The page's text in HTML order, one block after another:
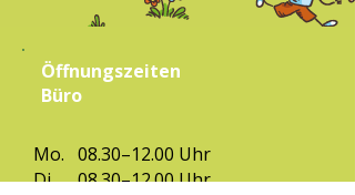
Öffnungszeiten
Büro
Mo. 08.30–12.00 Uhr
Di.
08.30–12.00 Uhr